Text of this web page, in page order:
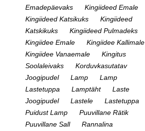
Emadepäevaks
Kingiideed Emale
Kingiideed Katsikuks
Kingiideed
Katskikuks
Kingiideed Pulmadeks
Kingiidee Emale
Kingiidee Kallimale
Kingiidee Vanaemale
Kingitus
Soolaleivaks
Korduvkasutatav
Joogipudel
Lamp
Lamp
Lastetuppa
Lamptäht
Laste
Joogipudel
Lastele
Lastetuppa
Puidust Lamp
Puuvillane Rätik
Puuvillane Sall
Rannalina